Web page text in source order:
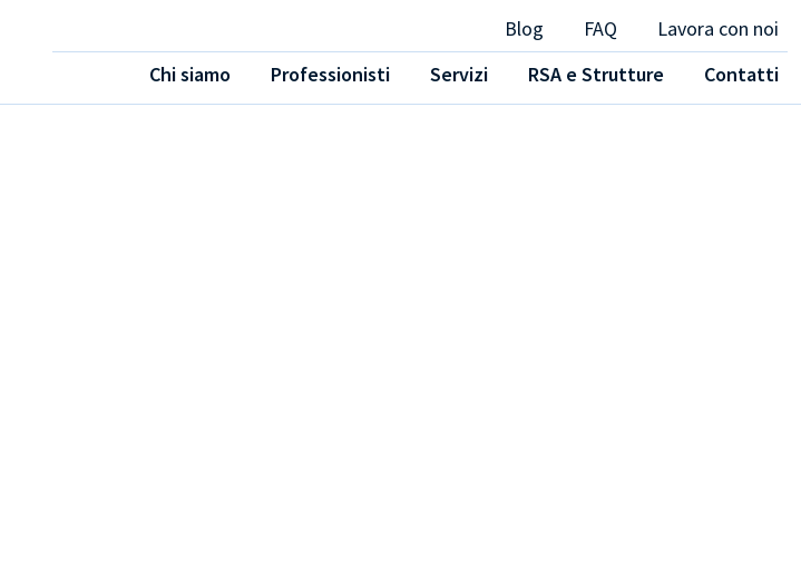
Blog FAQ
Lavora con noi
Chi siamo
Professionisti Servizi RSA e Strutture Contatti